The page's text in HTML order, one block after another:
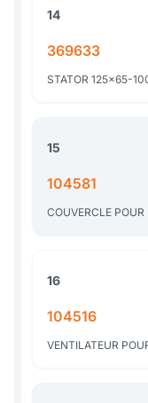
14
369633
STATOR 125x65-
15
104581
COUVERCLE
16
104516
VENTILATEUR